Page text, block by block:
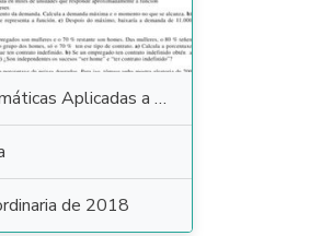
Aplicadas a las Ciencias Sociales
de 2018